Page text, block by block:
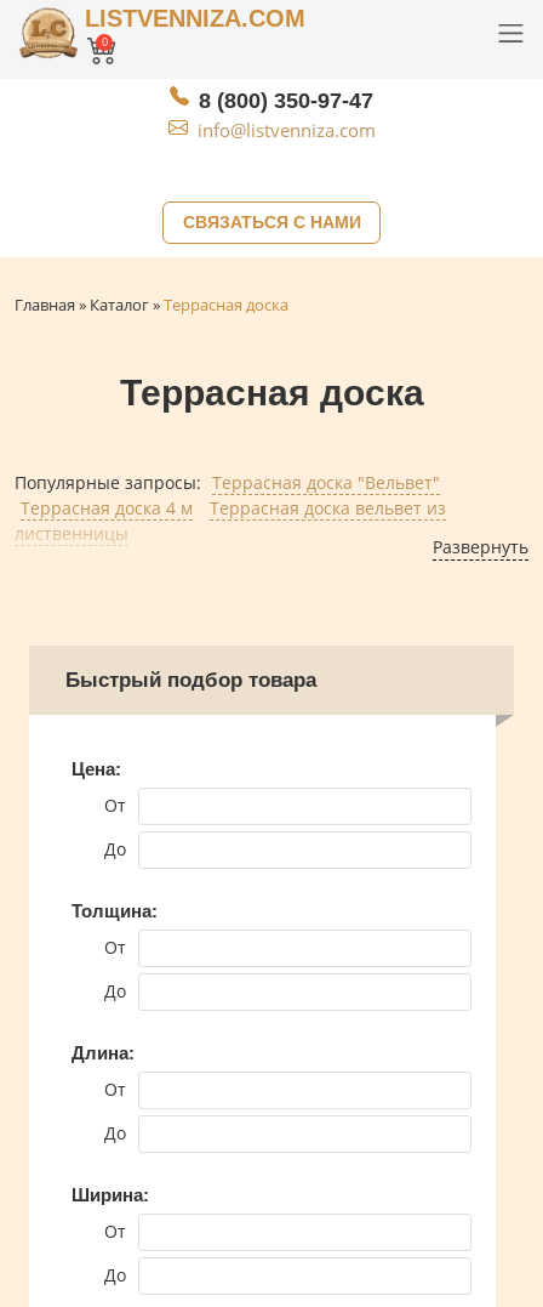
СВЯЗАТЬСЯ С НАМИ
LISTVENNIZA.COM
0
8 (800) 350-97-47
info@listvenniza.com
Главная » Каталог»Террасная доска
Террасная доска
Популярные запросы: Террасная доска "Вельвет"
Террасная доска 4 м
Террасная доска вельвет из
лиственницы
Развернуть
Быстрый подбор товара
Цена:
От
До
Толщина:
От
До
Длина:
От
До
Ширина:
От
До